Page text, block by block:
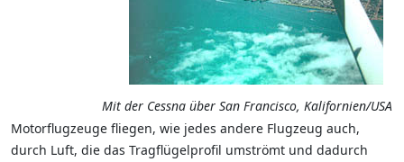
Mit der Cessna über San Francisco, Kalifornien/USA
Motorflugzeuge fliegen, wie jedes andere Flugzeug auch,
durch Luft, die das Tragflügelprofil umströmt und dadurch